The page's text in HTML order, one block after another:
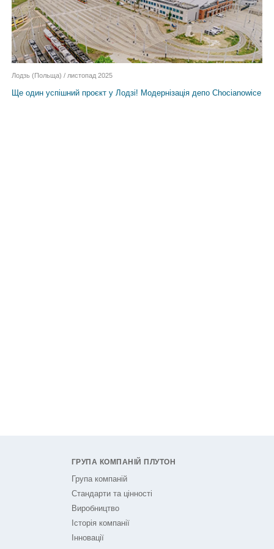
Ще один успішний проєкт у Лодзі! Модернізація депо Chocianowice
Лодзь (Польща) / листопад 2025
ГРУПА КОМПАНІЙ ПЛУТОН
Група компаній
Стандарти та цінності
Виробництво
Історія компанії
Інновації